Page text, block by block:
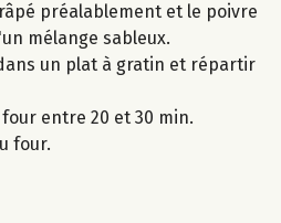
préalablement et le poivre
mélange sableux.
un plat à gratin et répartir
entre 20 et 30 min.
four.